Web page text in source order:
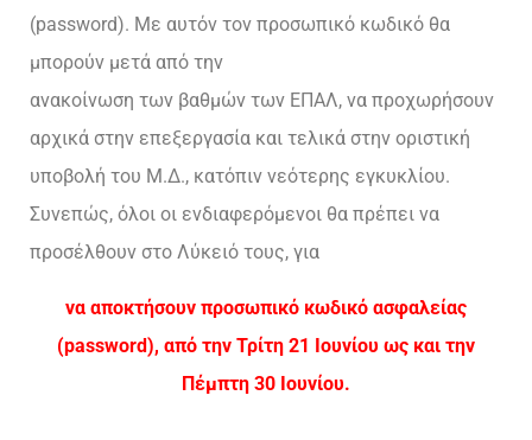
(password). Με αυτόν τον προσωπικό κωδικό θα
μπορούν μετά από την
ανακοίνωση των βαθμών των ΕΠΑΛ, να προχωρήσουν
αρχικά στην επεξεργασία και τελικά στην οριστική
υποβολή του Μ.Δ., κατόπιν νεότερης εγκυκλίου.
Συνεπώς, όλοι οι ενδιαφερόμενοι θα πρέπει να
προσέλθουν στο Λύκειό τους, για
να αποκτήσουν προσωπικό κωδικό ασφαλείας
(password), από την Τρίτη 21 Ιουνίου ως και την
Πέμπτη 30 Ιουνίου.